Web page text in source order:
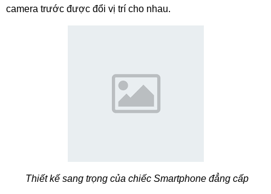
camera trước được đổi vị trí cho nhau.
Thiết kế sang trọng của chiếc Smartphone đẳng cấp